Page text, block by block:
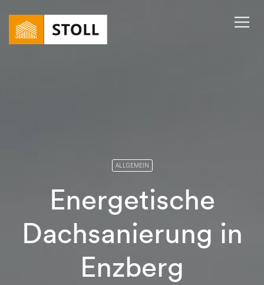
ALLGEMEIN
Energetische
Dachsanierung in
Enzberg